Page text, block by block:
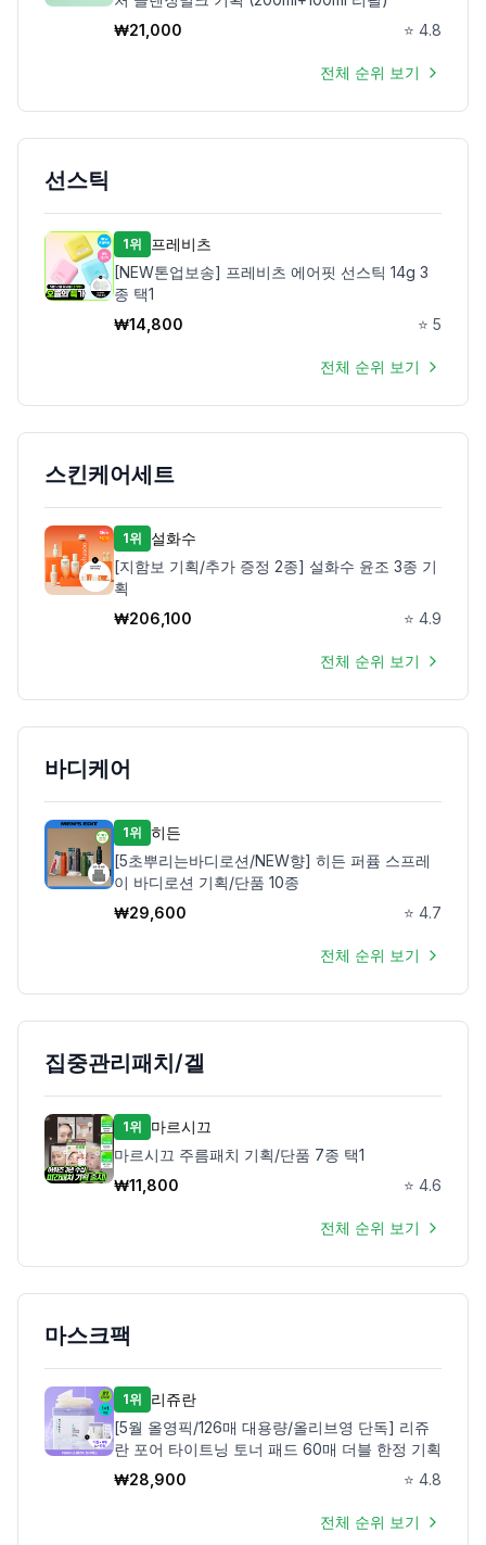
₩21,000 ⭐ 4.8
전체 순위 보기
선스틱
1위
프레비츠
[NEW톤업보송] 프레비츠 에어핏 선스틱 14g 3
종 택1
₩14,800 ⭐ 5
전체 순위 보기
스킨케어세트
1위 설화수
[지함보 기획/추가 증정 2종] 설화수 윤조 3종 기
획
₩206,100 ⭐ 4.9
전체 순위 보기
바디케어
1위 히든
[5초뿌리는바디로션/NEW향] 히든 퍼퓸 스프레
이 바디로션 기획/단품 10종
₩29,600 ⭐ 4.7
전체 순위 보기
집중관리패치/겔
1위
마르시끄
마르시끄 주름패치 기획/단품 7종 택1
₩11,800 ⭐ 4.6
전체 순위 보기
마스크팩
1위
리쥬란
[5월 올영픽/126매 대용량/올리브영 단독] 리쥬
란 포어 타이트닝 토너 패드 60매 더블 한정 기획
₩28,900 ⭐ 4.8
전체 순위 보기